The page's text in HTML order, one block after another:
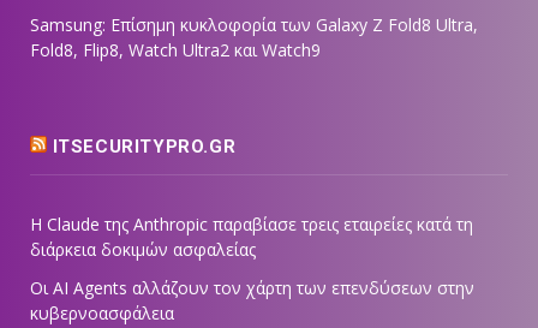
Samsung: Επίσημη κυκλοφορία των Galaxy Z Fold8 Ultra,
Fold8, Flip8, Watch Ultra2 και Watch9
ITSECURITYPRO.GR
Η Claude της Anthropic παραβίασε τρεις εταιρείες κατά τη
διάρκεια δοκιμών ασφαλείας
Οι AI Agents αλλάζουν τον χάρτη των επενδύσεων στην
κυβερνοασφάλεια